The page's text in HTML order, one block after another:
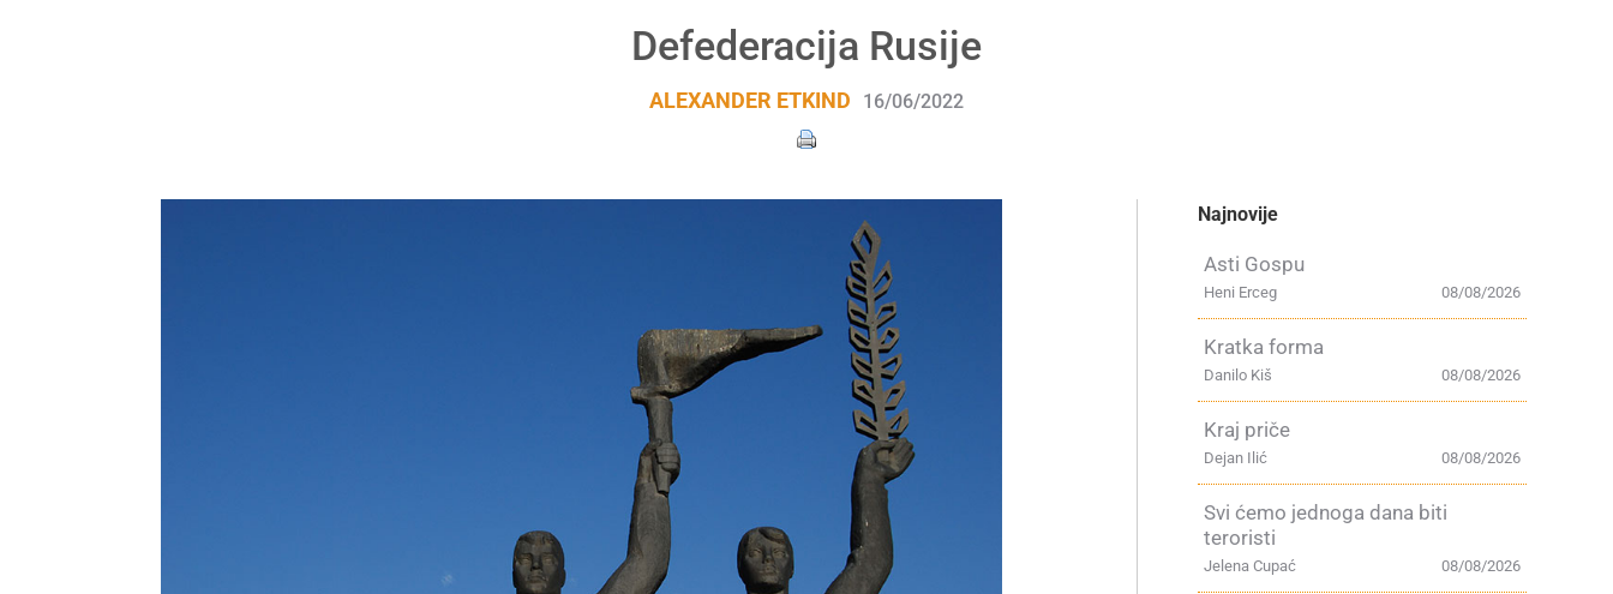
Defederacija Rusije
ALEXANDER ETKIND 16/06/2022
Najnovije
Asti Gospu
08/08/2026
Heni Erceg
Kratka forma
08/08/2026
Danilo Kiš
Kraj priče
08/08/2026
Dejan Ilić
Svi ćemo jednoga dana biti
teroristi
08/08/2026
Jelena Cupać